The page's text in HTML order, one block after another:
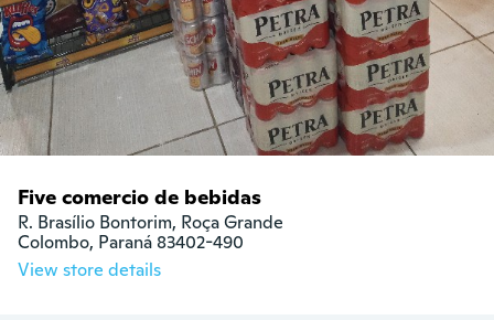
Five comercio de bebidas
R. Brasílio Bontorim, Roça Grande
Colombo, Paraná 83402-490
View store details